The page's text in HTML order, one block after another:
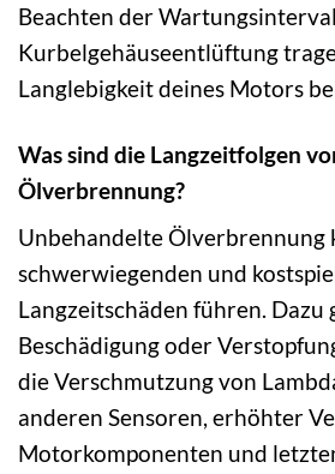
Beachten der
Kurbelgehäuseentlüftung
Langlebigkeit deines Motors
Was sind die Langzeitfolgen
Ölverbrennung?
Unbehandelte Ölverbrennung
schwerwiegenden und
Langzeitschäden führen. Dazu
Beschädigung oder
die Verschmutzung von
anderen Sensoren, erhöhter
Motorkomponenten und